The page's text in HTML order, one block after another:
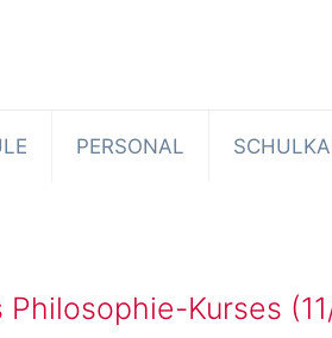
PERSONAL
Kurses